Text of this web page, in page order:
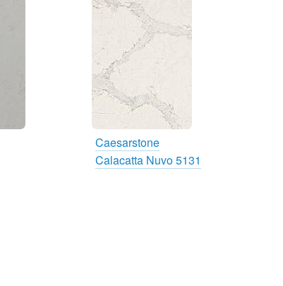
Caesarstone
Calacatta Nuvo 5131